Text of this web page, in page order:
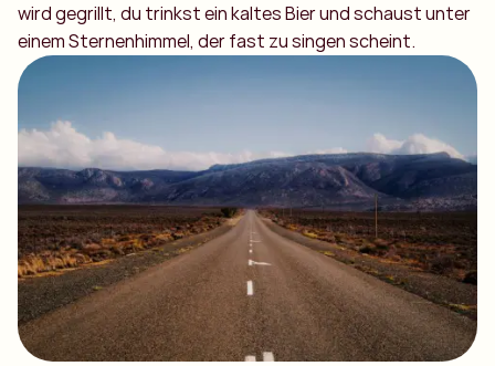
wird gegrillt, du trinkst ein kaltes Bier und schaust unter
einem Sternenhimmel, der fast zu singen scheint.